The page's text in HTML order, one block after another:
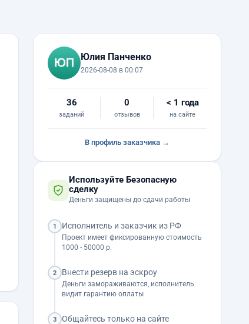
Юлия Панченко
2026-08-08 в 00:07
36
заданий
0
отзывов
< 1 года
на сайте
В профиль заказчика →
Используйте Безопасную
сделку
Деньги защищены до сдачи работы
1 Исполнитель и заказчик из РФ
Проект имеет фиксированную стоимость
1000 - 50000 р.
2 Внести резерв на эскроу
Деньги замораживаются, исполнитель
видит гарантию оплаты
3 Общайтесь только на сайте